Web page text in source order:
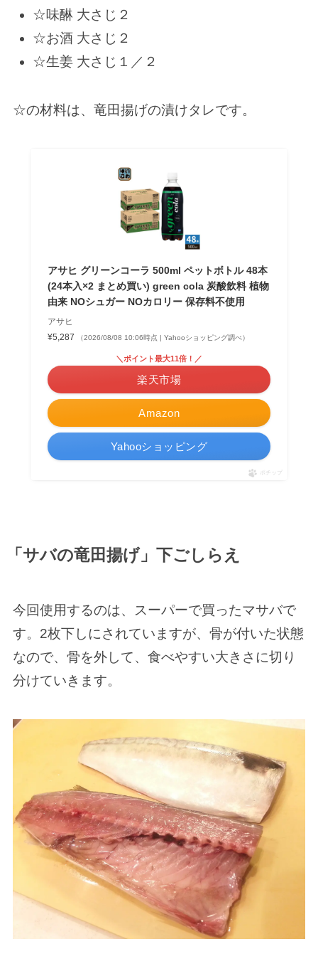
☆味醂 大さじ２
☆お酒 大さじ２
☆生姜 大さじ１／２
☆の材料は、竜田揚げの漬けタレです。
アサヒ グリーンコーラ 500ml ペットボトル 48本
(24本入×2 まとめ買い) green cola 炭酸飲料 植物
由来 NOシュガー NOカロリー 保存料不使用
アサヒ
¥5,287
（2026/08/08 10:06時点 | Yahooショッピング調べ）
Amazon
＼ポイント最大11倍！／
楽天市場
Yahooショッピング
ポチップ
「サバの竜田揚げ」下ごしらえ
今回使用するのは、スーパーで買ったマサバで
す。2枚下しにされていますが、骨が付いた状態
なので、骨を外して、食べやすい大きさに切り
分けていきます。